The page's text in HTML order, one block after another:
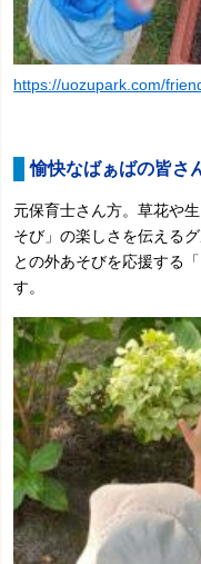
https://uozupark.com/
愉快なばぁばの皆さ
元保育士さん方。草花や
そび」の楽しさを伝える
との外あそびを応援する
す。